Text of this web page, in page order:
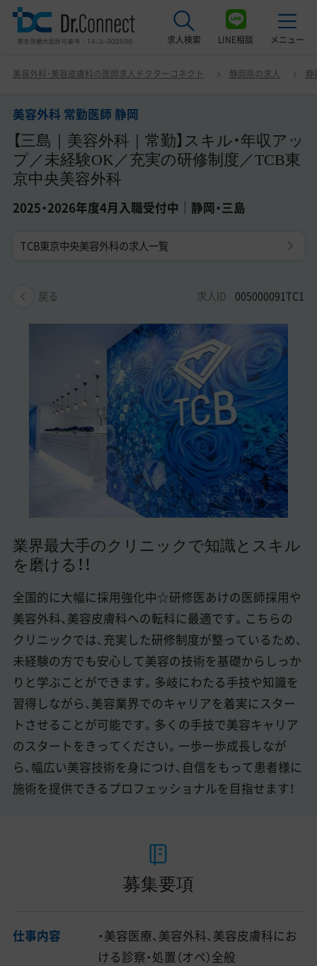
求人検索 LINE相談 メニュー
美容クリニック見学ご希望の方はこちら
サービス紹介
ドクターコネクトの強み
エージェント紹介
常勤求人一覧
美容クリニック見学・研修情報
美容外科・美容皮膚科の医師転職体験談
美容クリニックインタビュー
美容医療の転職お役立ち記事
よくあるご質問
医師採用ご担当者様・その他問い合わせ
美容外科・美容皮膚科の医師求人ドクターコネクト 静岡県の求人 静
美容外科 常勤医師 静岡
【三島｜美容外科｜常勤】スキル・年収アッ
プ／未経験OK／充実の研修制度／TCB東
京中央美容外科
2025・2026年度4月入職受付中｜静岡・三島
TCB東京中央美容外科の求人一覧
戻る 求人ID 005000091TC1
業界最大手のクリニックで知識とスキル
を磨ける！！
全国的に大幅に採用強化中☆研修医あけの医師採用や
美容外科、美容皮膚科への転科に最適です。こちらの
クリニックでは、充実した研修制度が整っているため、
未経験の方でも安心して美容の技術を基礎からしっか
りと学ぶことができます。多岐にわたる手技や知識を
習得しながら、美容業界でのキャリアを着実にスター
トさせることが可能です。多くの手技で美容キャリア
のスタートをきってください。一歩一歩成長しなが
ら、幅広い美容技術を身につけ、自信をもって患者様に
施術を提供できるプロフェッショナルを目指せます！
美容外科 常勤医師 静岡 【三島｜美容外科｜常勤】スキル・
年収アップ／未経験OK／充実の研修制度／TCB東京中央
募集要項
仕事内容
・美容医療、美容外科、美容皮膚科にお
ける診察・処置（オペ）全般